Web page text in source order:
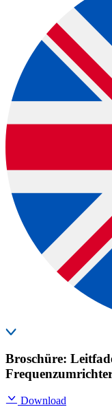
Broschüre:
Download